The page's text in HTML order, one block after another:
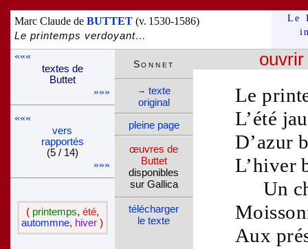
Marc Claude deBUTTET (v. 1530-1586)
Le printemps verdoyant…
Le
«««
textes de
Buttet
»»»
«««
vers
rappor­tés
(5 / 14)
»»»
( printemps, été,
autommne, hiver )
Le
L’été
D’azur
L’hiver
Un
Aux
Son­net
→ texte
ori­ginal
pleine page
œuvres de
Buttet
dispo­nibles
sur Gallica
télé­charger
le texte